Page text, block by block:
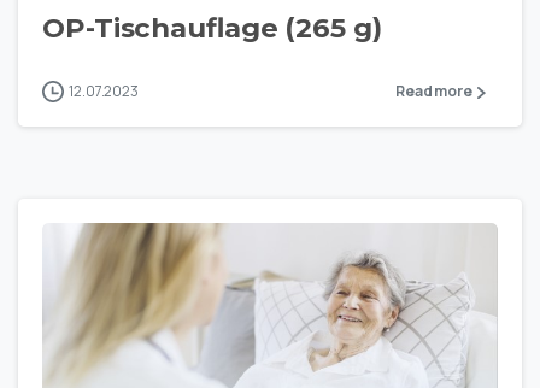
OP-Tischauflage (265 g)
12.07.2023 Read more